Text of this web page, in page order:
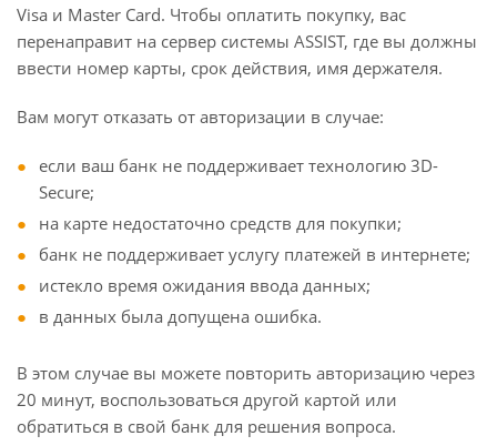
Visa и Master Card. Чтобы оплатить покупку, вас
перенаправит на сервер системы ASSIST, где вы должны
ввести номер карты, срок действия, имя держателя.
Вам могут отказать от авторизации в случае:
если ваш банк не поддерживает технологию 3D-
Secure;
на карте недостаточно средств для покупки;
банк не поддерживает услугу платежей в интернете;
истекло время ожидания ввода данных;
в данных была допущена ошибка.
В этом случае вы можете повторить авторизацию через
20 минут, воспользоваться другой картой или
обратиться в свой банк для решения вопроса.